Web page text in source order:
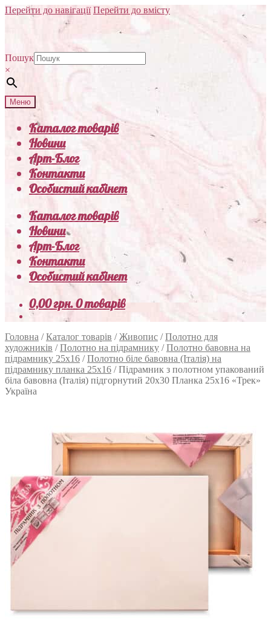
Перейти до навігації Перейти до вмісту
Пошук
×
Меню
Каталог товарів
Новини
Арт-Блог
Контакти
Особистий кабінет
Каталог товарів
Новини
Арт-Блог
Контакти
Особистий кабінет
0,00грн.0 товарів
Головна /Каталог товарів /Живопис /Полотно для
художників /Полотно на підрамнику /Полотно бавовна на
підрамнику 25х16 /Полотно біле бавовна (Італія) на
підрамнику планка 25х16 /Підрамник з полотном упакований
біла бавовна (Італія) підгорнутий 20х30 Планка 25х16 «Трек»
Україна